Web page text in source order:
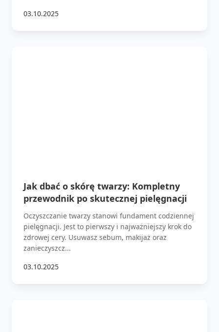
03.10.2025
Jak dbać o skórę twarzy: Kompletny
przewodnik po skutecznej pielęgnacji
Oczyszczanie twarzy stanowi fundament codziennej
pielęgnacji. Jest to pierwszy i najważniejszy krok do
zdrowej cery. Usuwasz sebum, makijaż oraz
zanieczyszcz...
03.10.2025